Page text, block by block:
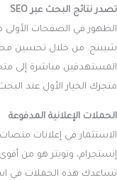
تصدر نتائج البحث عبر SEO
الظهور في الصفحات الأولى
المستهدفين مباشرة إلى
متجرك الخيار الأول عند
الحملات الإعلانية المدفوعة
الاستثمار في إعلانات
إنستجرام، وتويتر هو من
تساعدك هذه الحملات في